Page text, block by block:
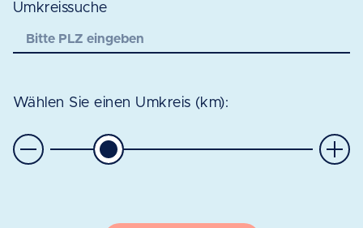
Umkreissuche
Wählen Sie einen Umkreis (km):